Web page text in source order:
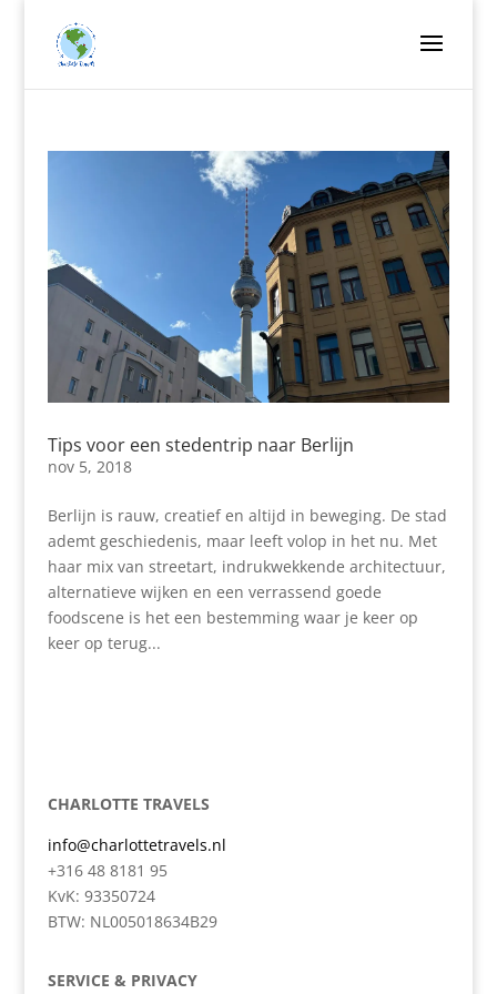
Tips voor een stedentrip naar Berlijn
nov 5, 2018
Berlijn is rauw, creatief en altijd in beweging. De stad
ademt geschiedenis, maar leeft volop in het nu. Met
haar mix van streetart, indrukwekkende architectuur,
alternatieve wijken en een verrassend goede
foodscene is het een bestemming waar je keer op
keer op terug...
CHARLOTTE TRAVELS
info@charlottetravels.nl
+316 48 8181 95
KvK: 93350724
BTW: NL005018634B29
SERVICE & PRIVACY